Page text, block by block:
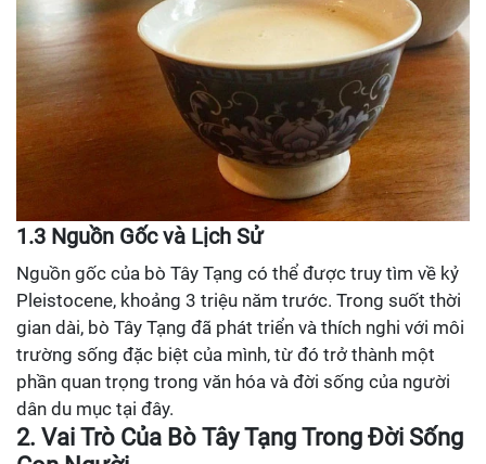
1.3 Nguồn Gốc và Lịch Sử
Nguồn gốc của bò Tây Tạng có thể được truy tìm về kỷ
Pleistocene, khoảng 3 triệu năm trước. Trong suốt thời
gian dài, bò Tây Tạng đã phát triển và thích nghi với môi
trường sống đặc biệt của mình, từ đó trở thành một
phần quan trọng trong văn hóa và đời sống của người
dân du mục tại đây.
2. Vai Trò Của Bò Tây Tạng Trong Đời Sống